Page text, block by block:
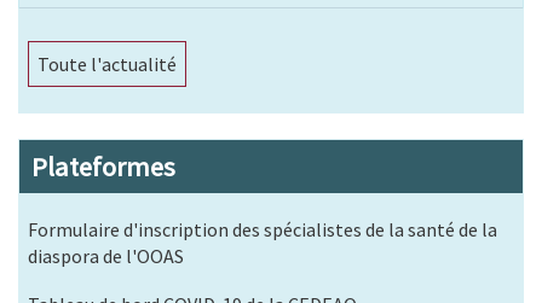
Toute l'actualité
Plateformes
Formulaire d'inscription des spécialistes de la santé de la
diaspora de l'OOAS